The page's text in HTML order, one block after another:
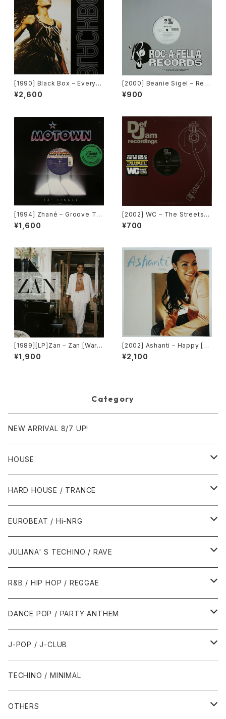
[1990] Black Box – Everyb
ody, Everybody [Deconstr
uction]
¥2,600
[2000] Beanie Sigel – Rem
ember Them Days / Raw &
Uncut [Roc-A-Fella Record
¥900
[1994] Zhané – Groove Th
ang (Remix) [Motown][在庫
B]
¥1,600
[2002] WC – The Streets
(Remix) [Def Jam Recordin
gs][PROMO]
¥700
[1989][LP]Zan – Zan [Warn
er Bros. Records]
¥1,900
[2002] Ashanti – Happy [M
urder Inc Records]
¥2,100
Category
NEW ARRIVAL 8/7 UP!
HOUSE
1980年代
1987年・以前
1988年
1990年代
1990年
1991年
1995年
2000年代
2000年
2001年
2010年代
2010年
2011年
HARD HOUSE / TRANCE
1990年代
1994年・以前
1995年
1999年
2000年代
2000年
2001年
EUROBEAT / Hi-NRG
1980年代
1986年・以前
1987年
1990年代
1990年
1991年
2000年代
JULIANA' S TECHINO / RAVE
1990年代
1990年
1991年
2000年代
2000年
2001年
R&B / HIP HOP / REGGAE
1980年代
1985年・以前
1986年
1990年代
1990年
1991年
2000年代
2000年
DANCE POP / PARTY ANTHEM
1980年代
1988年・以前
1989年
1990年代
1990年
2000年代
J-POP / J-CLUB
1980年代
1990年代
TECHINO / MINIMAL
OTHERS